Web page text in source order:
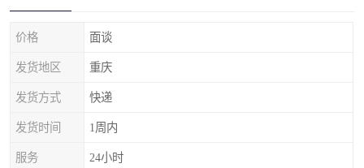
价格 面谈
发货地区 重庆
发货方式 快递
发货时间 1周内
服务 24小时